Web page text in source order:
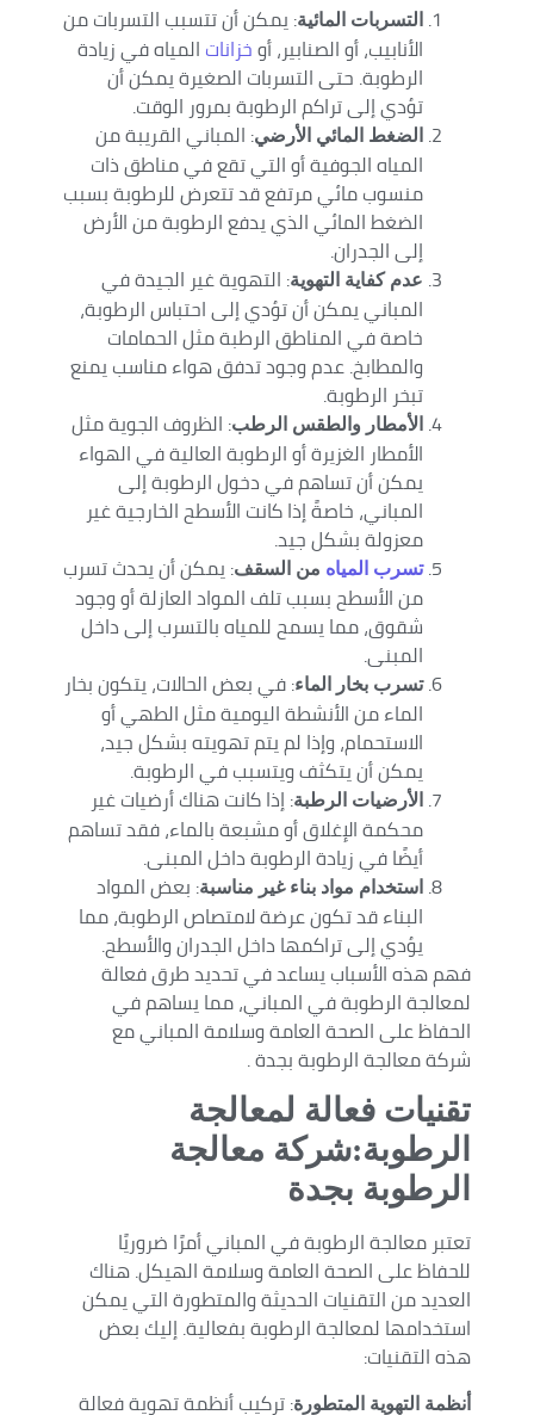
التسربات المائية: يمكن أن تتسبب التسربات من
الأنابيب، أو الصنابير، أوخزانات المياه في زيادة
الرطوبة. حتى التسربات الصغيرة يمكن أن
تؤدي إلى تراكم الرطوبة بمرور الوقت.
الضغط المائي الأرضي: المباني القريبة من
المياه الجوفية أو التي تقع في مناطق ذات
منسوب مائي مرتفع قد تتعرض للرطوبة بسبب
الضغط المائي الذي يدفع الرطوبة من الأرض
إلى الجدران.
عدم كفاية التهوية: التهوية غير الجيدة في
المباني يمكن أن تؤدي إلى احتباس الرطوبة،
خاصة في المناطق الرطبة مثل الحمامات
والمطابخ. عدم وجود تدفق هواء مناسب يمنع
تبخر الرطوبة.
الأمطار والطقس الرطب: الظروف الجوية مثل
الأمطار الغزيرة أو الرطوبة العالية في الهواء
يمكن أن تساهم في دخول الرطوبة إلى
المباني، خاصةً إذا كانت الأسطح الخارجية غير
معزولة بشكل جيد.
تسرب المياه من السقف: يمكن أن يحدث تسرب
من الأسطح بسبب تلف المواد العازلة أو وجود
شقوق، مما يسمح للمياه بالتسرب إلى داخل
المبنى.
تسرب بخار الماء: في بعض الحالات، يتكون بخار
الماء من الأنشطة اليومية مثل الطهي أو
الاستحمام، وإذا لم يتم تهويته بشكل جيد،
يمكن أن يتكثف ويتسبب في الرطوبة.
الأرضيات الرطبة: إذا كانت هناك أرضيات غير
محكمة الإغلاق أو مشبعة بالماء، فقد تساهم
أيضًا في زيادة الرطوبة داخل المبنى.
استخدام مواد بناء غير مناسبة: بعض المواد
البناء قد تكون عرضة لامتصاص الرطوبة، مما
يؤدي إلى تراكمها داخل الجدران والأسطح.
فهم هذه الأسباب يساعد في تحديد طرق فعالة
لمعالجة الرطوبة في المباني، مما يساهم في
الحفاظ على الصحة العامة وسلامة المباني مع
شركة معالجة الرطوبة بجدة .
تقنيات فعالة لمعالجة
الرطوبة:شركة معالجة
الرطوبة بجدة
تعتبر معالجة الرطوبة في المباني أمرًا ضروريًا
للحفاظ على الصحة العامة وسلامة الهيكل. هناك
العديد من التقنيات الحديثة والمتطورة التي يمكن
استخدامها لمعالجة الرطوبة بفعالية. إليك بعض
هذه التقنيات:
أنظمة التهوية المتطورة: تركيب أنظمة تهوية فعالة